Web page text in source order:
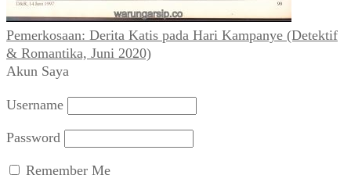
Pemerkosaan: Derita Katis pada Hari Kampanye (Detektif
& Romantika, Juni 2020)
Akun Saya
Username
Password
Remember Me